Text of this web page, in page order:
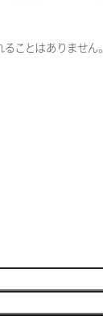
ことはありません。